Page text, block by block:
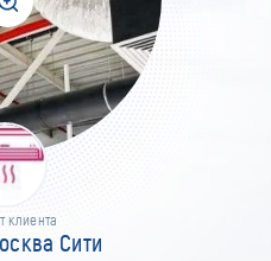
клиента
Сити